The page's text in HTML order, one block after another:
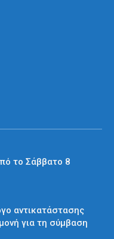
το Σάββατο 8
αντικατάστασης
για τη σύμβαση